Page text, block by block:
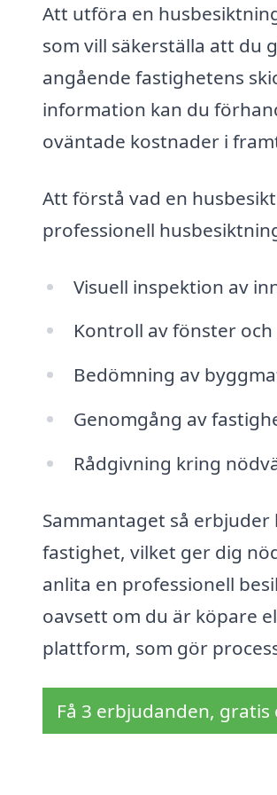
Att utföra en
som vill säkerställa att du
angående fastighetens
information kan du
oväntade kostnader i
Att förstå vad en
professionell
Visuell inspektion av
Kontroll av fönster
Bedömning av
Genomgång av
Rådgivning kring
Sammantaget så
fastighet, vilket ger dig
anlita en professionell
oavsett om du är köpare
plattform, som gör
Få 3 erbjudanden,